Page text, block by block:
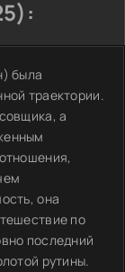
была
траектории.
а
она
по
последний
рутины.